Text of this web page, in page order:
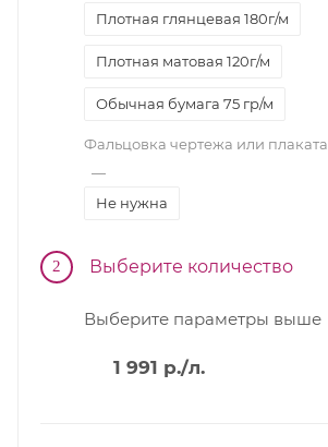
Плотная глянцевая 180г/м
Плотная матовая 120г/м
Обычная бумага 75 гр/м
Фальцовка чертежа или плаката
—
Не нужна
2 Выберите количество
Выберите параметры выше
1 991 р./л.